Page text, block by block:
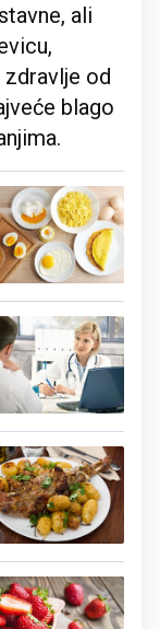
ali
od
blago